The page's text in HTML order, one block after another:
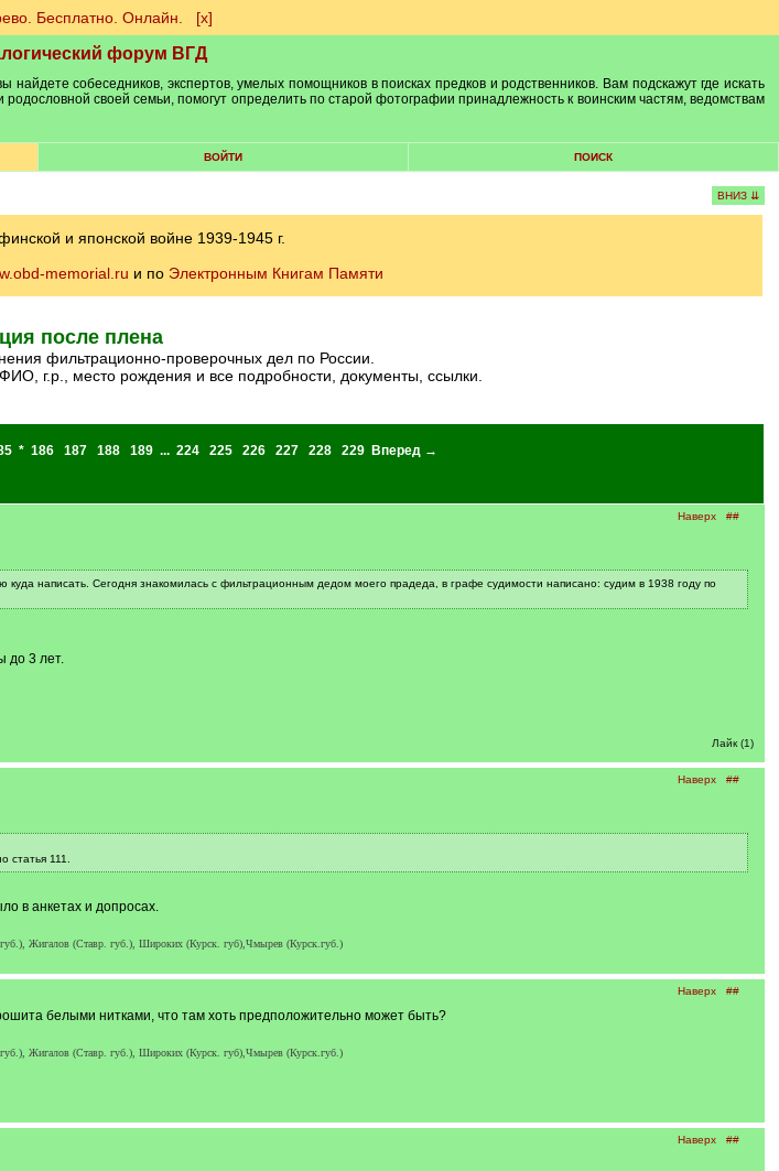
Бесплатно. Онлайн. [х]
форум ВГД
собеседников, экспертов, умелых помощников в поисках предков и родственников. Вам подскажут где искать
своей семьи, помогут определить по старой фотографии принадлежность к воинским частям, ведомствам
ВОЙТИ ПОИСК
ВНИЗ ⇊
и японской войне 1939-1945 г.
memorial.ru и по Электронным Книгам Памяти
после плена
фильтрационно-проверочных дел по России.
г.р., место рождения и все подробности, документы, ссылки.
* 186 187 188 189 ... 224 225 226 227 228 229
Вперед →
Наверх ##
написать. Сегодня знакомилась с фильтрационным дедом моего прадеда, в графе судимости написано: судим в 1938 году по
до 3 лет.
Лайк (1)
Наверх ##
111.
в анкетах и допросах.
Жигалов (Ставр. губ.), Широких (Курск. губ),Чмырев (Курск.губ.)
Наверх ##
белыми нитками, что там хоть предположительно может быть?
Жигалов (Ставр. губ.), Широких (Курск. губ),Чмырев (Курск.губ.)
Наверх ##